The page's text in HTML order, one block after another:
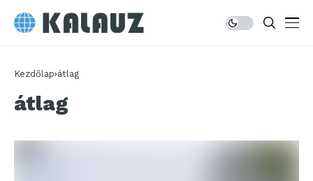
Kezdőlap átlag
átlag